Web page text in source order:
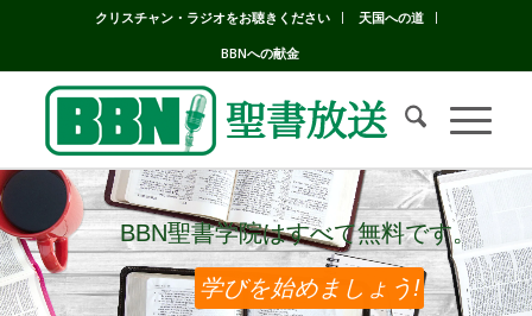
クリスチャン・ラジオをお聴きください
天国への道
BBNへの献金
BBN聖書学院はすべて無料です。
BBN聖書学院はすべて無料です。
学びを始めましょう!